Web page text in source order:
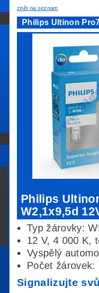
zpět na seznam
Philips Ultinon
Philips
W2,1x9,5d
Typ žárovky:
12 V, 4 000 K,
Vyspělý
Počet žárovek:
Signalizujte